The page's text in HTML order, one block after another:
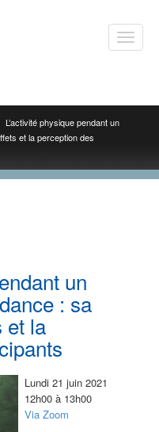
Toggle
L’activité physique pendant un
et la perception des
un
: sa
et la
Lundi 21 juin 2021
12h00 à 13h00
Via Zoom